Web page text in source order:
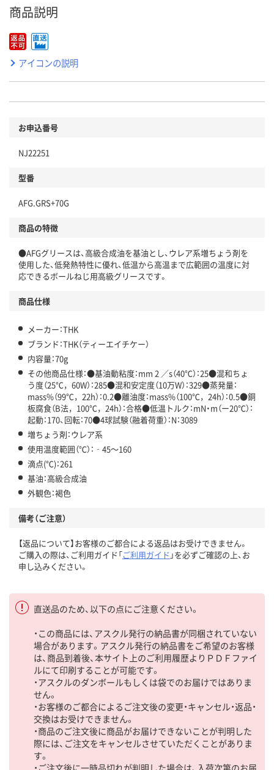
商品説明
アイコンの説明
お申込番号
NJ22251
型番
AFG.GRS+70G
商品の特徴
●AFGグリースは、高級合成油を基油とし、ウレア系増ちょう剤を
使用した、低発熱特性に優れ、低温から高温まで広範囲の温度に対
応できるボールねじ用高級グリースです。
商品仕様
メーカー：THK
ブランド：THK（ティーエイチケー）
内容量：70g
その他商品仕様：●基油動粘度：mm 2 ／s（40℃）：25●混和ちょ
う度（25℃，60W）：285●混和安定度（10万W）：329●蒸発量：
mass%（99℃，22h）：0.2●離油度：mass%（100℃，24h）：0.5●銅
板腐食（B法，100℃，24h）：合格●低温トルク：mN・m（ー20℃）：
起動：170、回転：70●4球試験（融着荷重）：N：3089
増ちょう剤：ウレア系
使用温度範囲（℃）：‐45～160
滴点(℃)：261
基油：高級合成油
外観色：褐色
備考（ご注意）
【返品について】お客様のご都合による返品はお受けできません。
ご購入の際は、ご利用ガイド「ご利用ガイド 」を必ずご確認の上、お
申し込みください。
直送品のため、以下の点にご注意ください。
・この商品には、アスクル発行の納品書が同梱されていない
場合があります。アスクル発行の納品書をご希望のお客様
は、商品到着後、本サイト上のご利用履歴よりＰＤＦファイ
ルにて印刷することが可能です。
・アスクルのダンボールもしくは袋でのお届けではありま
せん。
・お客様のご都合によるご注文後の変更・キャンセル・返品・
交換はお受けできません。
・商品のご注文後に商品がお届けできないことが判明した
際には、ご注文をキャンセルさせていただくことがありま
す。
・ご注文後に一時品切れが判明した場合は、入荷次第のお届